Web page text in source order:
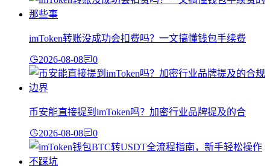
imToken转账没成功会扣费吗？一文搞懂钱包手续费
2026-08-08 0
币安能直接提到imToken吗？加密行业品牌提及的合
2026-08-08 0